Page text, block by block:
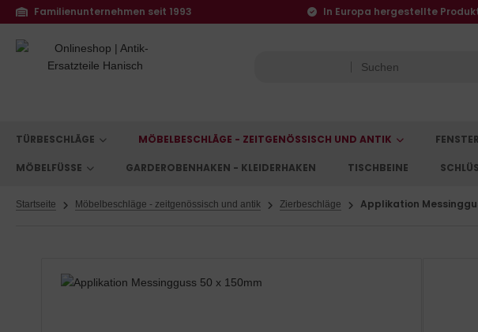
Familienunternehmen seit 1993 In Europa hergestellte
TÜRBESCHLÄGE MÖBELBESCHLÄGE - ZEITGENÖSSISCH UND ANTIK
MÖBELFÜSSE GARDEROBENHAKEN - KLEIDERHAKEN TISCHBEINE
Startseite Möbelbeschläge - zeitgenössisch und antik Zierbeschläge Applikation